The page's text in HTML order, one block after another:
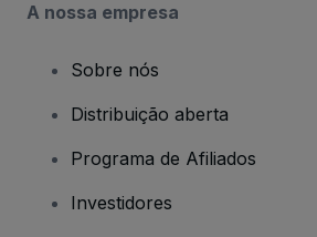
A nossa empresa
Sobre nós
Distribuição aberta
Programa de Afiliados
Investidores